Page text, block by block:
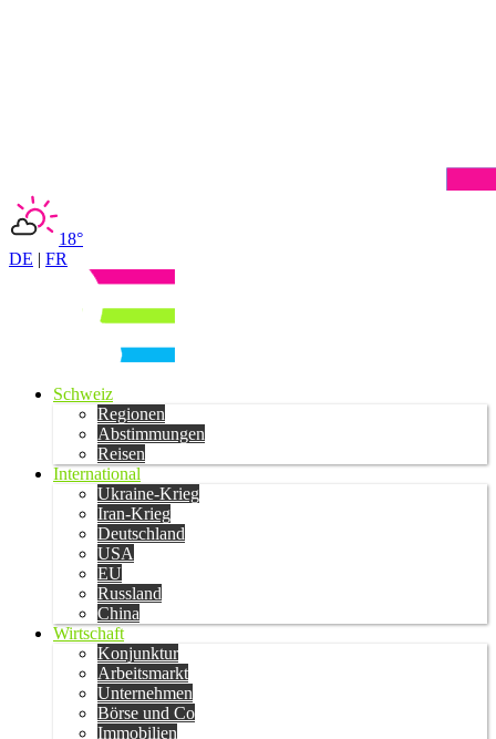
18°
DE | FR
Schweiz
Regionen
Abstimmungen
Reisen
International
Ukraine-Krieg
Iran-Krieg
Deutschland
USA
EU
Russland
China
Wirtschaft
Konjunktur
Arbeitsmarkt
Unternehmen
Börse und Co
Immobilien